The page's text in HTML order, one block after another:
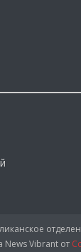
News Vibrant от